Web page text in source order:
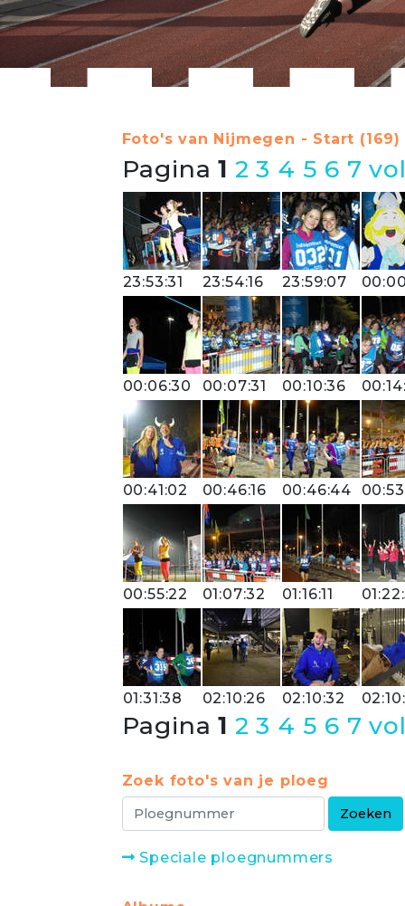
Foto's van Nijmegen - Start (169)
Pagina1 2 3 4 5 6 7
23:53:31 23:54:16 23:59:07
00:06:30 00:07:31 00:10:36
00:41:02 00:46:16 00:46:44
00:55:22 01:07:32 01:16:11
01:31:38 02:10:26 02:10:32
Pagina1 2 3 4 5 6 7
Zoek foto's van je ploeg
Speciale ploegnummers